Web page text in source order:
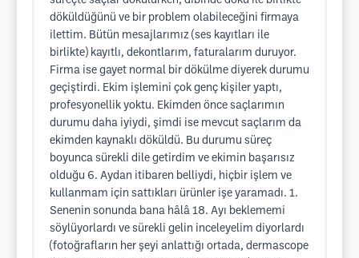
döküldüğünü ve bir problem olabileceğini firmaya
ilettim. Bütün mesajlarımız (ses kayıtları ile
birlikte) kayıtlı, dekontlarım, faturalarım duruyor.
Firma ise gayet normal bir dökülme diyerek durumu
geçiştirdi. Ekim işlemini çok genç kişiler yaptı,
profesyonellik yoktu. Ekimden önce saçlarımın
durumu daha iyiydi, şimdi ise mevcut saçlarım da
ekimden kaynaklı döküldü. Bu durumu süreç
boyunca sürekli dile getirdim ve ekimin başarısız
olduğu 6. Aydan itibaren belliydi, hiçbir işlem ve
kullanmam için sattıkları ürünler işe yaramadı. 1.
Senenin sonunda bana hâlâ 18. Ayı beklememi
söylüyorlardı ve sürekli gelin inceleyelim diyorlardı
(fotoğrafların her şeyi anlattığı ortada, dermascope